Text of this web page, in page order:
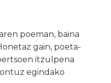
poeman, baina
gain, poeta-
itzulpena
egindako